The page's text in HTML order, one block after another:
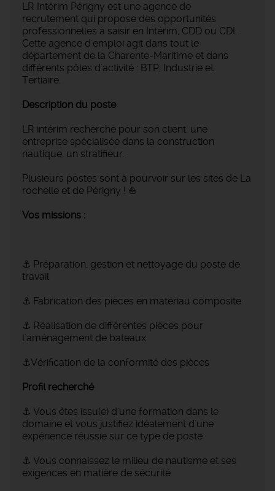
LR Intérim Périgny est une agence de
recrutement qui propose des opportunités
professionnelles à saisir en Intérim, CDD ou CDI.
Cette agence d'emploi agit dans tout le
département de la Charente-Maritime et dans
différents pôles d'activité : BTP, Industrie et
Tertiaire.
Description du poste
LR intérim recherche pour son client, une
entreprise spécialisée dans la construction
nautique, un stratifieur.
Plusieurs postes sont à pourvoir sur les sites de La
rochelle et de Périgny ! ⛵
Vos missions :
⚓ Préparation, gestion et nettoyage du poste de
travail
⚓ Fabrication des pièces en matériau composite
⚓ Réalisation de différentes pièces pour
l'aménagement de bateaux
⚓Vérification de la conformité des pièces
Profil recherché
⚓ Vous êtes issu(e) d'une formation dans le
domaine et vous justifiez idéalement d'une
expérience réussie sur ce type de poste
⚓ Vous connaissez le milieu de nautisme et ses
exigences en matière de sécurité